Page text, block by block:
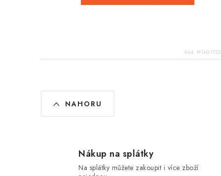
Kód:M140-
v
NAHORU
Nákup na splátky
Na splátky můžete zakoupit i více zboží